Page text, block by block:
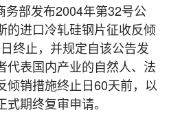
部发布2004年第32号公
的进口冷轧硅钢片征收反倾
终止，并规定自该公告发
代表国内产业的自然人、法
倾销措施终止日60天前，以
期终复审申请。